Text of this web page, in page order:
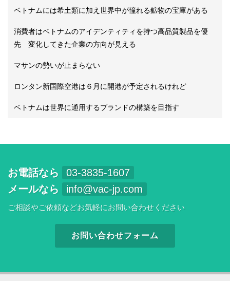
ベトナムには希土類に加え世界中が憧れる鉱物の宝庫がある
消費者はベトナムのアイデンティティを持つ高品質製品を優
先 変化してきた企業の方向が見える
マサンの勢いが止まらない
ロンタン新国際空港は６月に開港が予定されるけれど
ベトナムは世界に通用するブランドの構築を目指す
お電話なら
03-3835-1607
メールなら
info@vac-jp.com
ご相談やご依頼などお気軽にお問い合わせください
お問い合わせフォーム